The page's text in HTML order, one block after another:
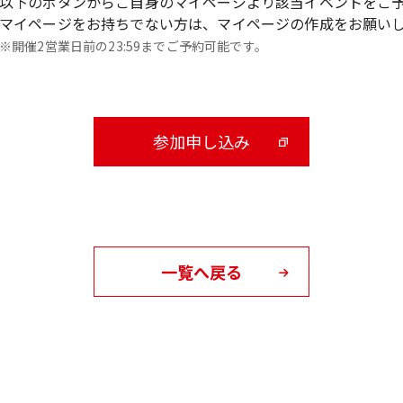
マイページをお持ちでない方は、マイページの作成をお願いし
※開催2営業日前の23:59までご予約可能です。
参加申し込み
一覧へ戻る